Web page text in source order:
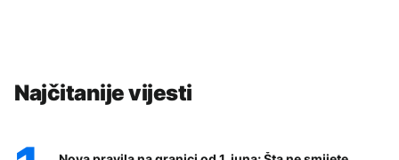
Najčitanije vijesti